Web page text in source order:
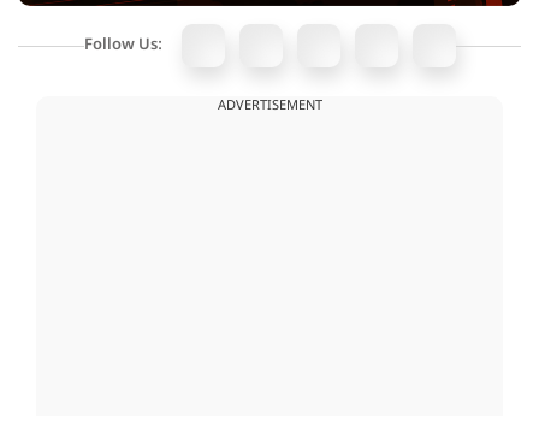
Follow Us:
ADVERTISEMENT